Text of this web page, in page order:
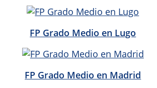
FP Grado Medio en Lugo
FP Grado Medio en Madrid